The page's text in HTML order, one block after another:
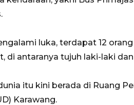
luka, terdapat 12
di antaranya tujuh laki-laki
itu kini berada di Ruang
Karawang.